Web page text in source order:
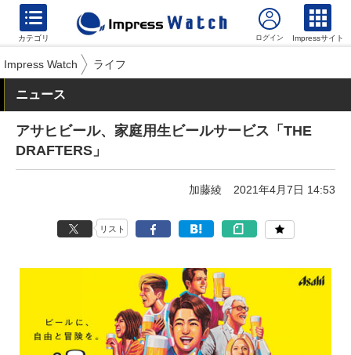
カテゴリ Impressサイト
Impress Watch ライフ
ニュース
アサヒビール、家庭用生ビールサービス「THE
DRAFTERS」
加藤綾 2021年4月7日 14:53
リスト